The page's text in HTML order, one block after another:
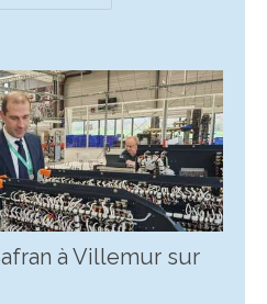
à Villemur sur